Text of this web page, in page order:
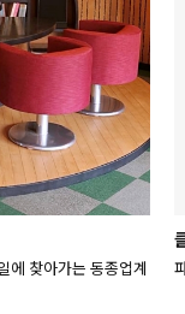
에 찾아가는 동종업계